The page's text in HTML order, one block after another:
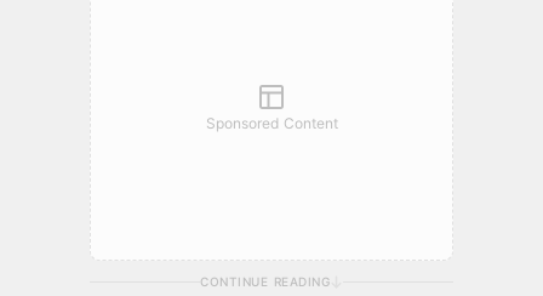
Sponsored Content
CONTINUE READING